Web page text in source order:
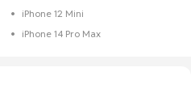
iPhone 12 Mini
iPhone 14 Pro Max